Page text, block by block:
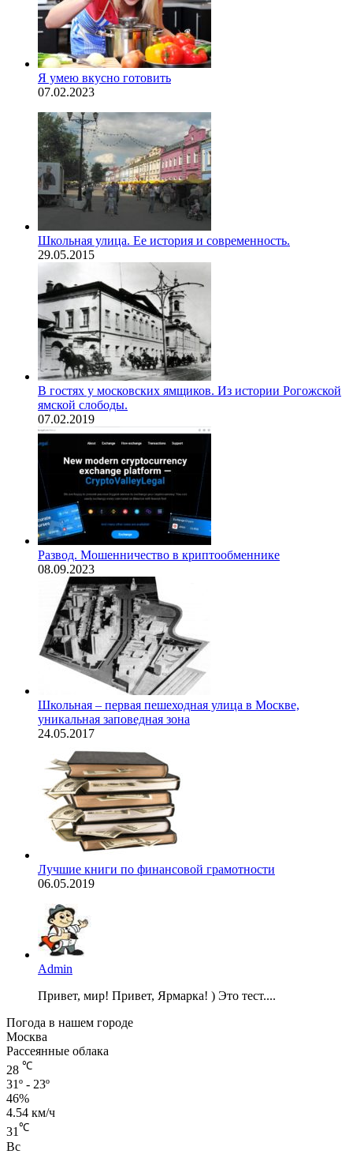
Я умею вкусно готовить
07.02.2023
Школьная улица. Ее история и современность.
29.05.2015
В гостях у московских ямщиков. Из истории Рогожской
ямской слободы.
07.02.2019
Развод. Мошенничество в криптообменнике
08.09.2023
Школьная – первая пешеходная улица в Москве,
уникальная заповедная зона
24.05.2017
Лучшие книги по финансовой грамотности
06.05.2019
Admin
Привет, мир! Привет, Ярмарка! ) Это тест....
Погода в нашем городе
Москва
Рассеянные облака
28 ℃
31º - 23º
46%
4.54 км/ч
31℃
Вс